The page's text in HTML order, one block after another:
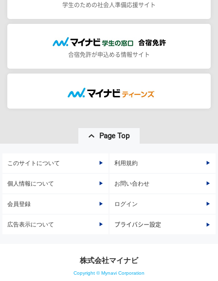
学生のための社会人準備応援サイト
合宿免許が申込める情報サイト
Page Top
このサイトについて 利用規約
個人情報について お問い合わせ
会員登録 ログイン
広告表示について プライバシー設定
株式会社マイナビ
Copyright © Mynavi Corporation